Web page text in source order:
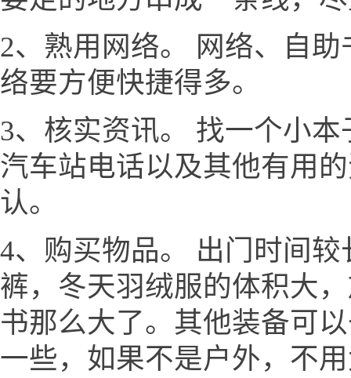
2、熟用网络。 网络、自
络要方便快捷得多。
3、核实资讯。 找一个小
汽车站电话以及其他有用
认。
4、购买物品。 出门时间
裤，冬天羽绒服的体积大
书那么大了。其他装备可
一些，如果不是户外，不